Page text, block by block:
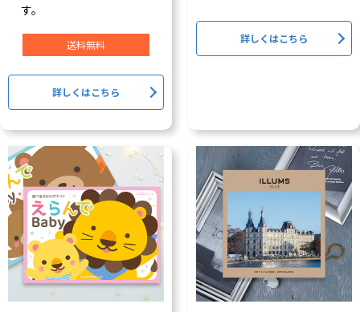
す。
送料無料
詳しくはこちら
詳しくはこちら